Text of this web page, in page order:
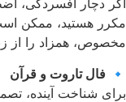
اگر دچار افسردگی،
مکرر هستید، ممکن
مخصوص، همزاد را از
🔹 فال تاروت و قرآن
برای شناخت آینده،